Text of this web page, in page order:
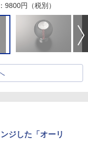
円（税別）
ジした「オーリ